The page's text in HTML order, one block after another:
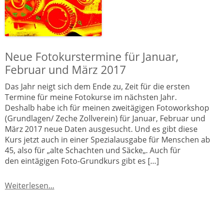
Neue Fotokurstermine für Januar,
Februar und März 2017
Das Jahr neigt sich dem Ende zu, Zeit für die ersten
Termine für meine Fotokurse im nächsten Jahr.
Deshalb habe ich für meinen zweitägigen Fotoworkshop
(Grundlagen/ Zeche Zollverein) für Januar, Februar und
März 2017 neue Daten ausgesucht. Und es gibt diese
Kurs jetzt auch in einer Spezialausgabe für Menschen ab
45, also für „alte Schachten und Säcke„. Auch für
den eintägigen Foto-Grundkurs gibt es […]
Weiterlesen...